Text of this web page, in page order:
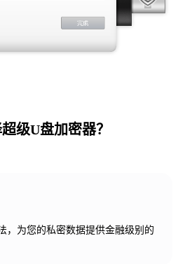
级U盘加密器？
，为您的私密数据提供金融级别的